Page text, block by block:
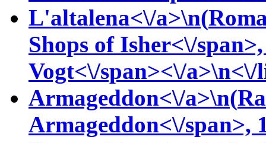
L'altalena<\/a>\n(
Shops of Isher<\/
Vogt<\/span><\/
Armageddon<\/a>\n(
Armageddon<\/span>,